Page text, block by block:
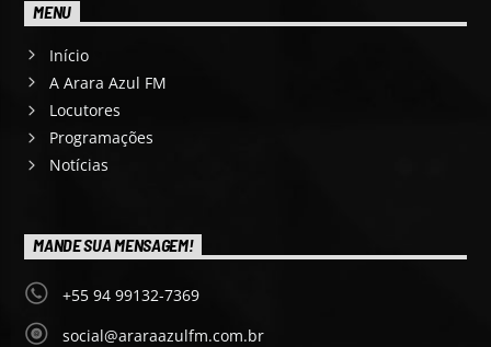
MENU
Início
A Arara Azul FM
Locutores
Programações
Notícias
MANDE SUA MENSAGEM!
+55 94 99132-7369
social@araraazulfm.com.br